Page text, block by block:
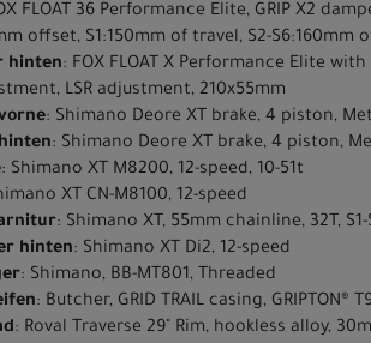
FLOAT 36 Performance Elite, GRIP X2
offset, S1:150mm of travel, S2-S6:160mm
hinten: FOX FLOAT X Performance Elite
LSR adjustment, 210x55mm
: Shimano Deore XT brake, 4 piston,
: Shimano Deore XT brake, 4 piston,
: Shimano XT M8200, 12-speed, 10-51t
XT CN-M8100, 12-speed
: Shimano XT, 55mm chainline, 32T,
hinten: Shimano XT Di2, 12-speed
: Shimano, BB-MT801, Threaded
: Butcher, GRID TRAIL casing, GRIPTON®
: Roval Traverse 29" Rim, hookless alloy,